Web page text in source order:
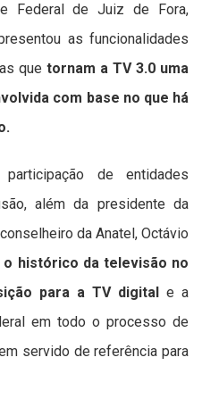
Federal de Juiz de Fora,
as funcionalidades
que tornam a TV 3.0 uma
com base no que há
de entidades
além da presidente da
da Anatel, Octávio
histórico da televisão no
para a TV digital
e a
em todo o processo de
servido de referência para